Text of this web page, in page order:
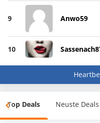
9 Anwo59
10
Top Deals Neuste Deals